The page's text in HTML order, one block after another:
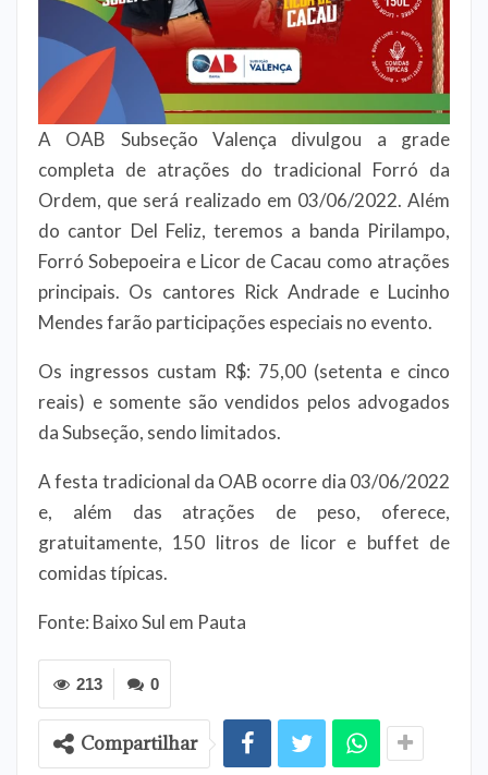
A OAB Subseção Valença divulgou a grade
completa de atrações do tradicional Forró da
Ordem, que será realizado em 03/06/2022. Além
do cantor Del Feliz, teremos a banda Pirilampo,
Forró Sobepoeira e Licor de Cacau como atrações
principais. Os cantores Rick Andrade e Lucinho
Mendes farão participações especiais no evento.
Os ingressos custam R$: 75,00 (setenta e cinco
reais) e somente são vendidos pelos advogados
da Subseção, sendo limitados.
A festa tradicional da OAB ocorre dia 03/06/2022
e, além das atrações de peso, oferece,
gratuitamente, 150 litros de licor e buffet de
comidas típicas.
Fonte: Baixo Sul em Pauta
0
213
Compartilhar